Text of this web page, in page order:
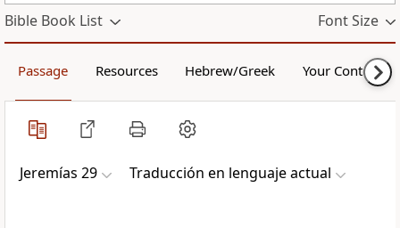
Bible Book List Font Size
Passage Resources Hebrew/Greek Your Content
Jeremías 29 Traducción en lenguaje actual